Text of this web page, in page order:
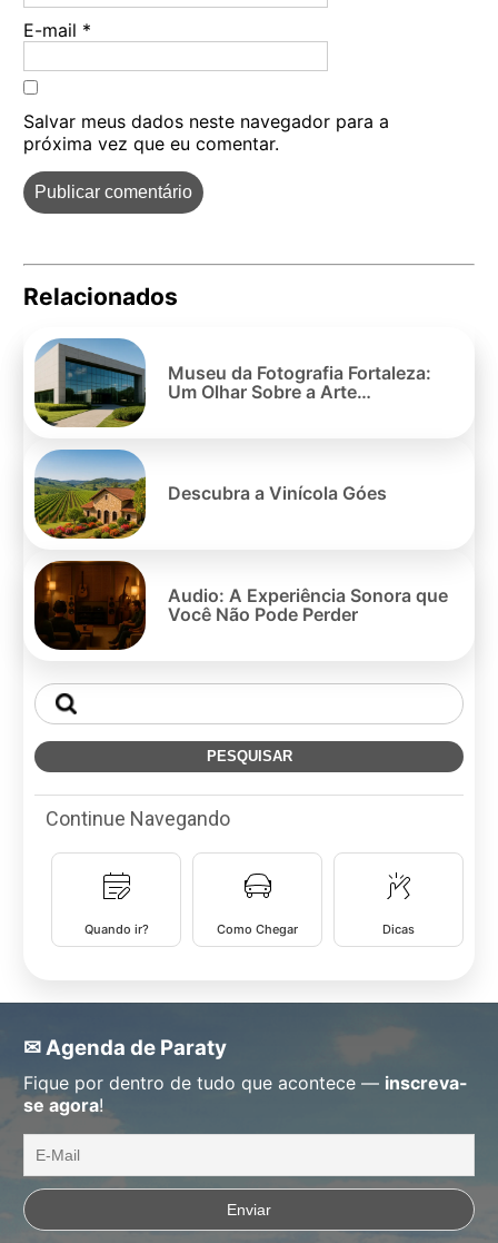
E-mail *
Salvar meus dados neste navegador para a
próxima vez que eu comentar.
Relacionados
Museu da Fotografia Fortaleza:
Um Olhar Sobre a Arte
Descubra a Vinícola Góes
Audio: A Experiência Sonora que
Você Não Pode Perder
Continue Navegando
Quando ir? Como Chegar Dicas
✉ Agenda de Paraty
Fique por dentro de tudo que acontece — inscreva-
se agora!